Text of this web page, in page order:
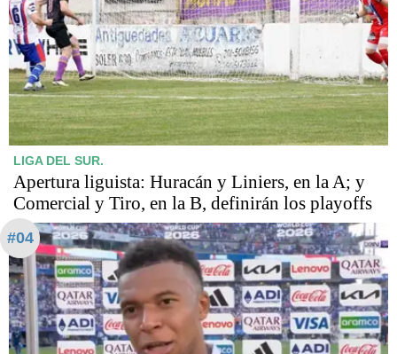
LIGA DEL SUR.
Apertura liguista: Huracán y Liniers, en la A; y
Comercial y Tiro, en la B, definirán los playoffs
#04